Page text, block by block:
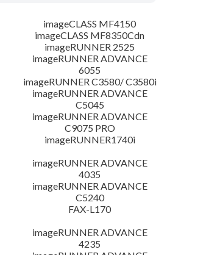
imageCLASS MF4150
imageCLASS MF8350Cdn
imageRUNNER 2525
imageRUNNER ADVANCE
6055
imageRUNNER C3580/ C3580i
imageRUNNER ADVANCE
C5045
imageRUNNER ADVANCE
C9075 PRO
imageRUNNER1740i
imageRUNNER ADVANCE
4035
imageRUNNER ADVANCE
C5240
FAX-L170
imageRUNNER ADVANCE
4235